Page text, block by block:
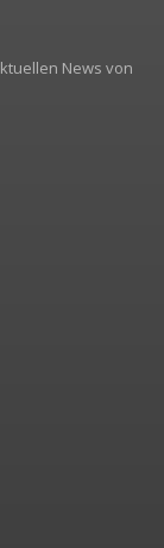
News von